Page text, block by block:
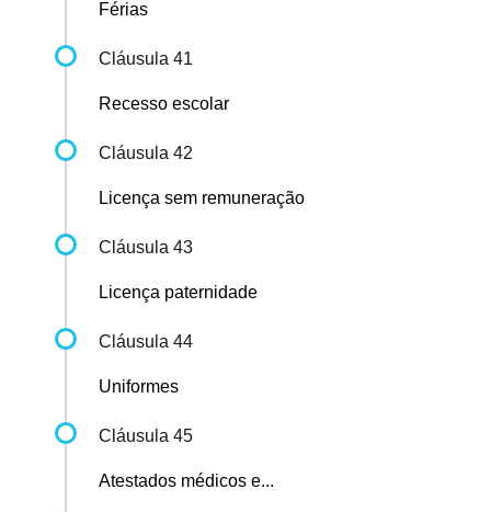
Férias
Cláusula 41
Recesso escolar
Cláusula 42
Licença sem remuneração
Cláusula 43
Licença paternidade
Cláusula 44
Uniformes
Cláusula 45
Atestados médicos e...